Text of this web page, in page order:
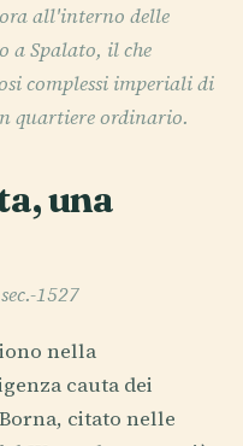
all'interno delle
a Spalato, il che
complessi imperiali di
quartiere ordinario.
una
1527
nella
cauta dei
citato nelle